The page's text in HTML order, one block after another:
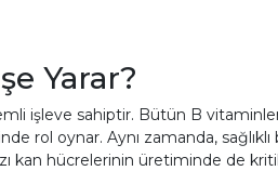
Yarar?
işleve sahiptir. Bütün B
rol oynar. Aynı zamanda,
kan hücrelerinin üretiminde de